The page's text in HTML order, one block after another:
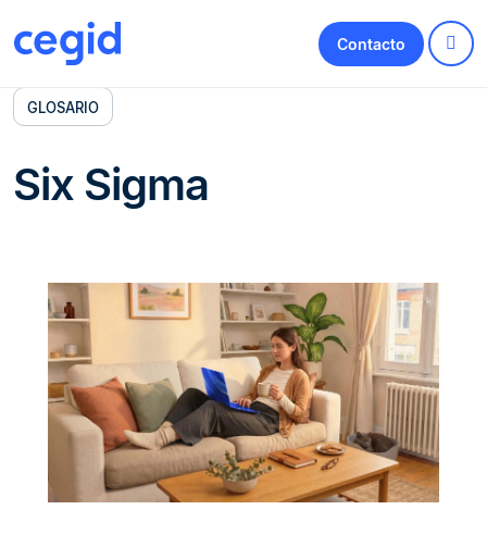
Contacto
GLOSARIO
Six Sigma